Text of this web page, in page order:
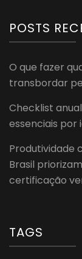
POSTS
O que fazer
transbordar
Checklist
essenciais
Produtividade
Brasil
certificação
TAGS